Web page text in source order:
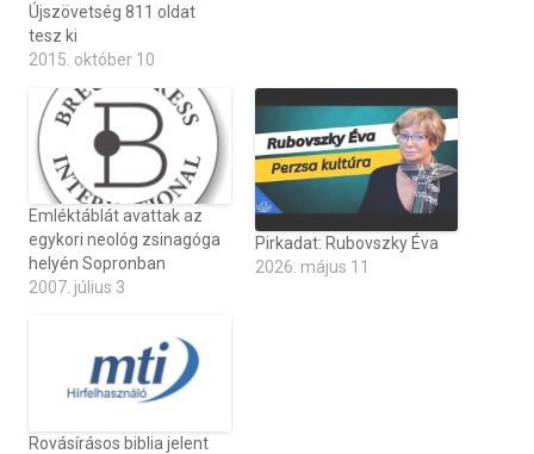
Újszövetség 811 oldat
tesz ki
2015. október 10
Emléktáblát avattak az
egykori neológ zsinagóga
helyén Sopronban
2007. július 3
Pirkadat: Rubovszky Éva
2026. május 11
Rovásírásos biblia jelent